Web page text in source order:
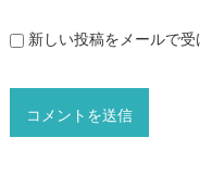
新しい投稿をメールで受